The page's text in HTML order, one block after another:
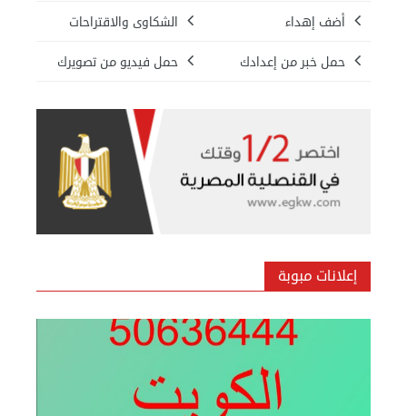
أضف إهداء الشكاوى والاقتراحات
حمل خبر من إعدادك حمل فيديو من تصويرك
إعلانات مبوبة
نقل عفش الكويت 50636444 فك وتركيب ايكيا محلي ...
نقل عفش الكويت 50636444 فك وتركيب ايكيا محلي ...